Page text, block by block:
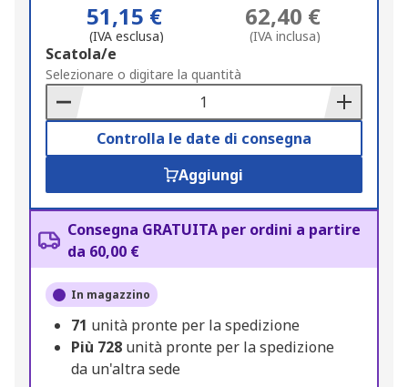
51,15 €
(IVA esclusa)
62,40 €
(IVA inclusa)
Add
to
Basket
Scatola/e
Selezionare o digitare la quantità
Controlla le date di consegna
Aggiungi
Consegna GRATUITA per ordini a partire
da 60,00 €
In magazzino
71 unità pronte per la spedizione
Più 728 unità pronte per la spedizione
da un'altra sede